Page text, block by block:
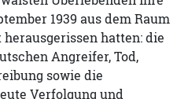
1939 aus dem Raum
hatten: die
Angreifer, Tod,
sowie die
Verfolgung und